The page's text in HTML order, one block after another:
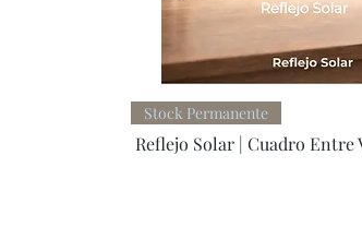
Quick View
Stock Permanente
Reflejo Solar | Cuadro Entre